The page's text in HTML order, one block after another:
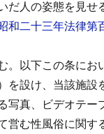
だ人の姿態を見
和二十三年法律第
。以下この条に
を設け、当該施設
写真、ビデオテ
営む性風俗に関